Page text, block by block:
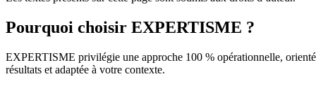
Pourquoi choisir EXPERTISME ?
EXPERTISME privilégie une approche 100 % opérationnelle,
résultats et adaptée à votre contexte.